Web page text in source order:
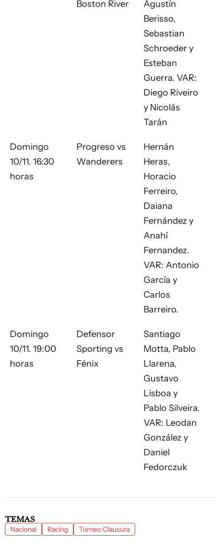
Boston River
Agustín
Berisso,
Sebastian
Schroeder y
Esteban
Guerra. VAR:
Diego Riveiro
y Nicolás
Tarán
Domingo
10/11. 16:30
horas
Progreso vs
Wanderers
Hernán
Heras,
Horacio
Ferreiro,
Daiana
Fernández y
Anahí
Fernandez.
VAR: Antonio
García y
Carlos
Barreiro.
Domingo
10/11. 19:00
horas
Defensor
Sporting vs
Fénix
Santiago
Motta, Pablo
Llarena,
Gustavo
Lisboa y
Pablo Silveira.
VAR: Leodan
González y
Daniel
Fedorczuk
TEMAS
Nacional Racing Torneo Clausura